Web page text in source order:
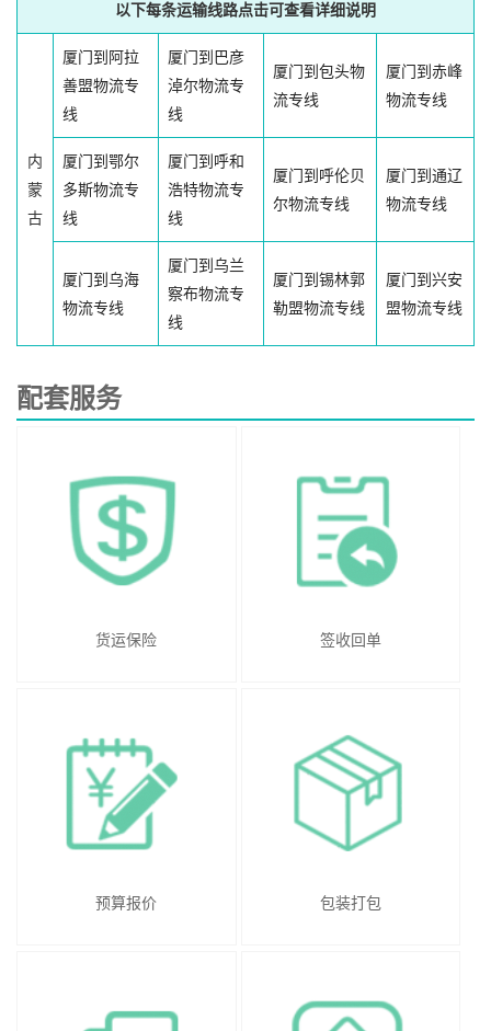
以下每条运输线路点击可查看详细说明
内
蒙
古
厦门到阿拉
善盟物流专
线
厦门到巴彦
淖尔物流专
线
厦门到包头物
流专线
厦门到赤峰
物流专线
厦门到鄂尔
多斯物流专
线
厦门到呼和
浩特物流专
线
厦门到呼伦贝
尔物流专线
厦门到通辽
物流专线
厦门到乌海
物流专线
厦门到乌兰
察布物流专
线
厦门到锡林郭
勒盟物流专线
厦门到兴安
盟物流专线
配套服务
货运保险 签收回单
预算报价 包装打包